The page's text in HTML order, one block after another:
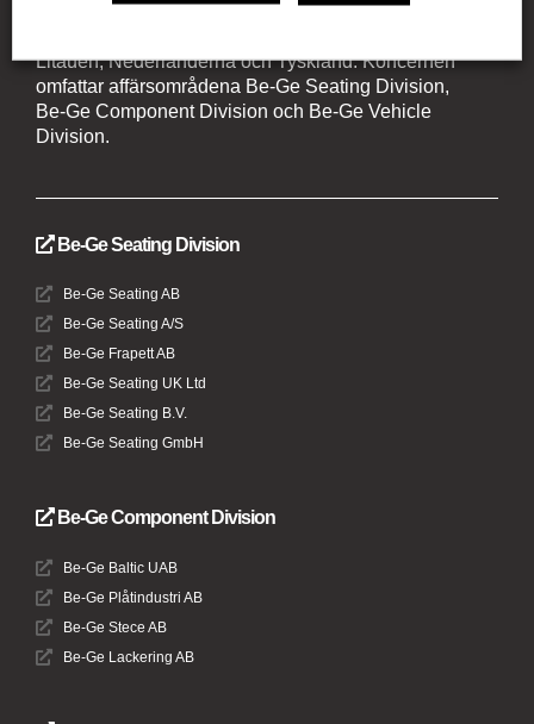
Be-Ge Koncernen är en familjeägd företagsgrupp med
Litauen, Nederländerna och Tyskland. Koncernen
omfattar affärsområdena Be-Ge Seating Division,
Be-Ge Component Division och Be-Ge Vehicle
Division.
Be-Ge Seating Division
Be-Ge Seating AB
Be-Ge Seating A/S
Be-Ge Frapett AB
Be-Ge Seating UK Ltd
Be-Ge Seating B.V.
Be-Ge Seating GmbH
Be-Ge Component Division
Be-Ge Baltic UAB
Be-Ge Plåtindustri AB
Be-Ge Stece AB
Be-Ge Lackering AB